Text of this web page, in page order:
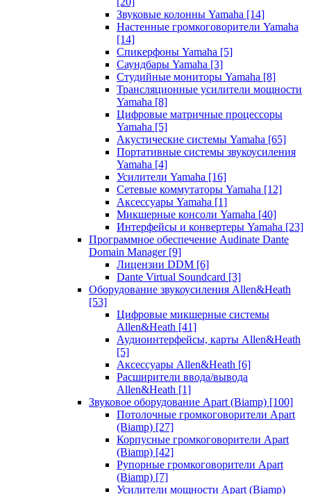
Звуковые колонны Yamaha [14]
Настенные громкоговорители Yamaha
[14]
Спикерфоны Yamaha [5]
Саундбары Yamaha [3]
Студийные мониторы Yamaha [8]
Трансляционные усилители мощности
Yamaha [8]
Цифровые матричные процессоры
Yamaha [5]
Акустические системы Yamaha [65]
Портативные системы звукоусиления
Yamaha [4]
Усилители Yamaha [16]
Сетевые коммутаторы Yamaha [12]
Аксессуары Yamaha [1]
Микшерные консоли Yamaha [40]
Интерфейсы и конвертеры Yamaha [23]
Программное обеспечение Audinate Dante
Domain Manager [9]
Лицензии DDM [6]
Dante Virtual Soundcard [3]
Оборудование звукоусиления Allen&Heath
[53]
Цифровые микшерные системы
Allen&Heath [41]
Аудиоинтерфейсы, карты Allen&Heath
[5]
Аксессуары Allen&Heath [6]
Расширители ввода/вывода
Allen&Heath [1]
Звуковое оборудование Apart (Biamp) [100]
Потолочные громкоговорители Apart
(Biamp) [27]
Корпусные громкоговорители Apart
(Biamp) [42]
Рупорные громкоговорители Apart
(Biamp) [7]
Усилители мощности Apart (Biamp)